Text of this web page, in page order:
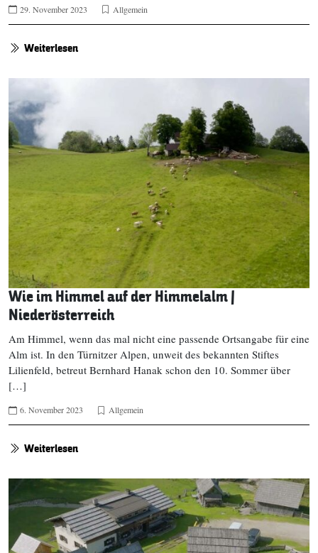
29. November 2023 Allgemein
Weiterlesen
Wie im Himmel auf der Himmelalm |
Niederösterreich
Am Himmel, wenn das mal nicht eine passende Ortsangabe für eine
Alm ist. In den Türnitzer Alpen, unweit des bekannten Stiftes
Lilienfeld, betreut Bernhard Hanak schon den 10. Sommer über
[…]
6. November 2023 Allgemein
Weiterlesen